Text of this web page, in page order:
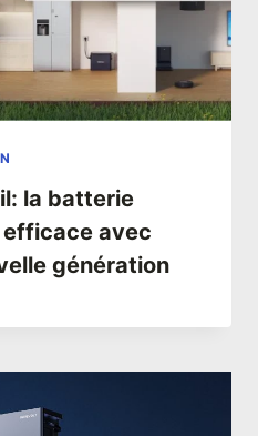
la batterie
avec
génération